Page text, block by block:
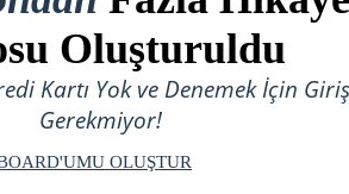
Oluşturuldu
Kartı Yok ve Denemek İçin Giriş
Gerekmiyor!
OLUŞTUR